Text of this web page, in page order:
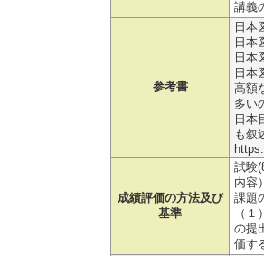
講義
参考書
日本
日本
日本
日本
高額
多い
日本
も叙
成績評価の方法及び
基準
試験
内容
課題
（
の提
価す